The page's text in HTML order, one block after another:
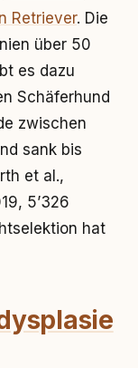
Retriever. Die
über 50
es dazu
Schäferhund
zwischen
sank bis
et al.,
5’326
hat